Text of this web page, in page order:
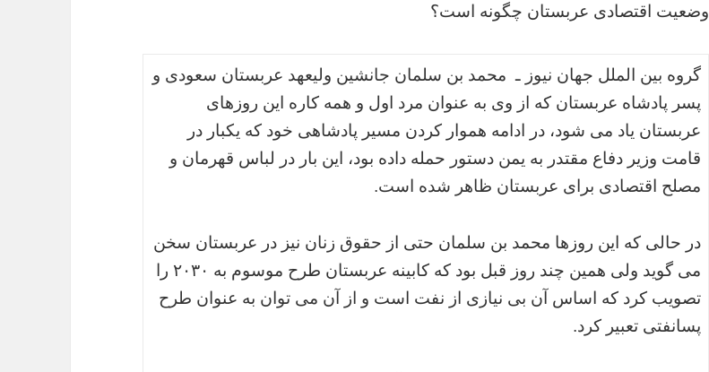
وضعیت اقتصادی عربستان چگونه است؟
گروه بین الملل جهان نیوز ـ محمد بن سلمان جانشین ولیعهد عربستان سعودی و
پسر پادشاه عربستان که از وی به عنوان مرد اول و همه کاره این روزهای
عربستان یاد می شود، در ادامه هموار کردن مسیر پادشاهی خود که یکبار در
قامت وزیر دفاع مقتدر به یمن دستور حمله داده بود، این بار در لباس قهرمان و
مصلح اقتصادی برای عربستان ظاهر شده است.
در حالی که این روزها محمد بن سلمان حتی از حقوق زنان نیز در عربستان سخن
می گوید ولی همین چند روز قبل بود که کابینه عربستان طرح موسوم به ۲۰۳۰ را
تصویب کرد که اساس آن بی نیازی از نفت است و از آن می توان به عنوان طرح
پسانفتی تعبیر کرد.